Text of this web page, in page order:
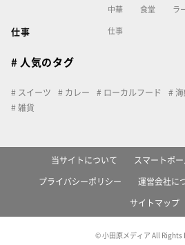
中華 食堂 ラ
仕事 仕事
# 人気のタグ
スイーツ カレー ローカルフード
雑貨
当サイトについて スマートポー
プライバシーポリシー 運営会社に
サイトマップ
© 小田原メディア All Rights